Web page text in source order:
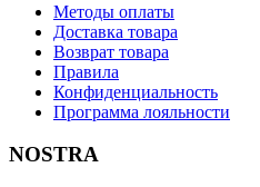
Методы оплаты
Доставка товара
Возврат товара
Правила
Конфиденциальность
Программа лояльности
NOSTRA